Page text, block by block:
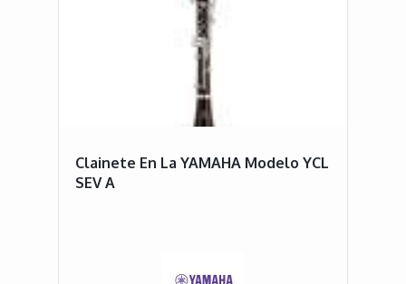
Clainete En La YAMAHA Modelo YCL
SEV A